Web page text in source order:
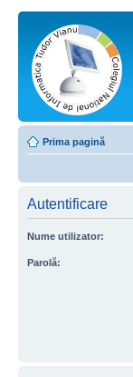
Prima pagină
Autentificare
Nume utilizator:
Parolă: